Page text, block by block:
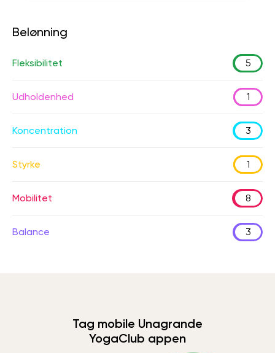
Belønning
Fleksibilitet 5
Udholdenhed 1
Koncentration 3
Styrke 1
Mobilitet 8
Balance 3
Tag mobile Unagrande
YogaClub appen